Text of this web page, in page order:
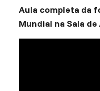
Aula completa da
Mundial na Sala